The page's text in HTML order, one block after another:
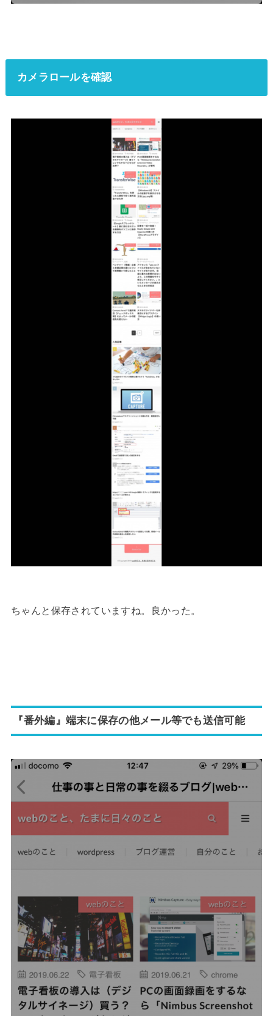
カメラロールを確認
ちゃんと保存されていますね。良かった。
『番外編』端末に保存の他メール等でも送信可能